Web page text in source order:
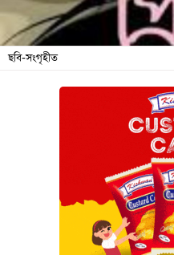
অর্থনীতি
চাকরি
ছবি-সংগৃহীত